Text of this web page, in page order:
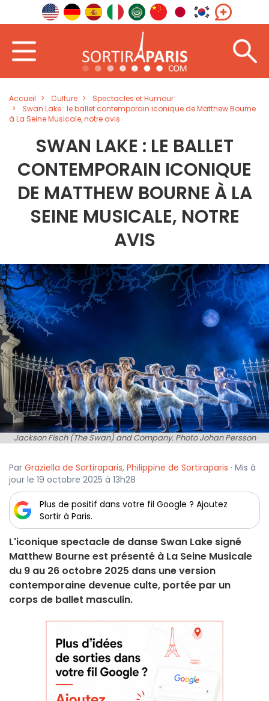
Accueil Culture
Spectacles et Humour
Swan Lake : le ballet contemporain iconique de Matthew Bourne
à La Seine Musicale, notre avis
SWAN LAKE : LE BALLET
CONTEMPORAIN ICONIQUE
DE MATTHEW BOURNE À LA
SEINE MUSICALE, NOTRE
AVIS
Jackson Fisch (The Swan) and Company. Photo Johan Persson
Par Graziella de Sortiraparis, Philippine de Sortiraparis · Mis à
jour le 19 octobre 2025 à 13h28
Plus de positif dans votre fil Google ? Ajoutez
Sortir à Paris.
L'iconique spectacle de danse Swan Lake signé
Matthew Bourne est présenté à La Seine Musicale
du 9 au 26 octobre 2025 dans une version
contemporaine devenue culte, portée par un
corps de ballet masculin.